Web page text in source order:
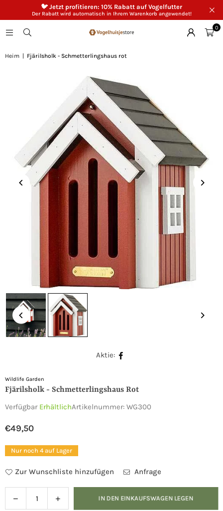
🐦 Jetzt profitieren: 10% Rabatt auf Vogelfutter
Der Rabatt wird automatisch in Ihrem Warenkorb angewendet!
0
Heim Fjärilsholk - Schmetterlingshaus rot
Aktie:
Wildlife Garden
Fjärilsholk - Schmetterlingshaus Rot
Verfügbar ErhältlichArtikelnummer: WG300
Normaler
Preis
€49,50
Nur noch 4 auf Lager
Zur Wunschliste hinzufügen Anfrage
Verringern
Sie
Menge
für
IN DEN EINKAUFSWAGEN LEGEN